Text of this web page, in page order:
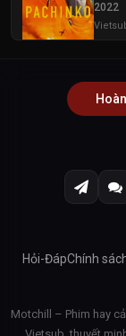
2022
Hỏi-ĐápChính
Motchill – Phim hay